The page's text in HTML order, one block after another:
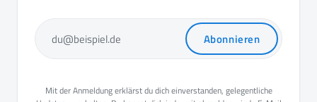
du@beispiel.de Abonnieren
Mit der Anmeldung erklärst du dich einverstanden, gelegentliche